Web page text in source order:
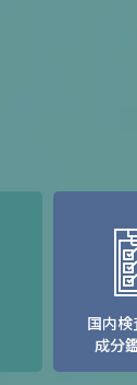
国内
成分